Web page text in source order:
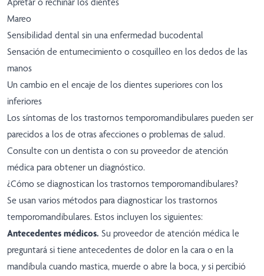
Mareo
Sensibilidad dental sin una enfermedad bucodental
Sensación de entumecimiento o cosquilleo en los dedos de las
manos
Un cambio en el encaje de los dientes superiores con los
inferiores
Los síntomas de los trastornos temporomandibulares pueden ser
parecidos a los de otras afecciones o problemas de salud.
Consulte con un dentista o con su proveedor de atención
médica para obtener un diagnóstico.
¿Cómo se diagnostican los trastornos temporomandibulares?
Se usan varios métodos para diagnosticar los trastornos
temporomandibulares. Estos incluyen los siguientes:
Antecedentes médicos. Su proveedor de atención médica le
preguntará si tiene antecedentes de dolor en la cara o en la
mandíbula cuando mastica, muerde o abre la boca, y si percibió